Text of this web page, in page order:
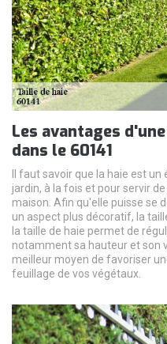
Les avantages
dans le 60141
Il faut savoir que la haie est
jardin, à la fois et pour servir
maison. Afin qu'elle puisse se
un aspect plus décoratif, la
la taille de haie permet de
notamment sa hauteur et son
meilleur moyen de favoriser
feuillage de vos végétaux.